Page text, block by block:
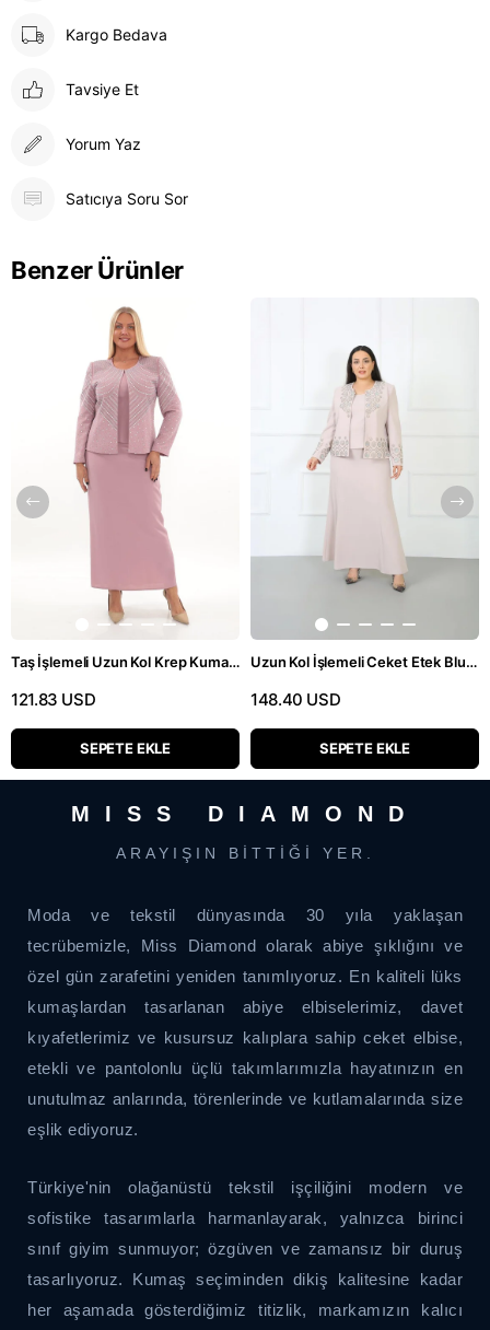
Kuru temizleme önerilir. (İşlemelerin korunması için önemlidir.)
Kargo Bedava
Tavsiye Et
Yorum Yaz
Satıcıya Soru Sor
Benzer Ürünler
Taş İşlemeli Uzun Kol Krep Kumaş Pudra Uzun Etekli Üçlü Takım
121.83 USD
SEPETE EKLE
Uzun Kol İşlemeli Ceket Etek Bluz Bej Üçlü Takım
148.40 USD
SEPETE EKLE
MISS DIAMOND
ARAYIŞIN BITTIĞI YER.
Moda ve tekstil dünyasında 30 yıla yaklaşan
tecrübemizle, Miss Diamond olarak abiye şıklığını ve
özel gün zarafetini yeniden tanımlıyoruz. En kaliteli lüks
kumaşlardan tasarlanan abiye elbiselerimiz, davet
kıyafetlerimiz ve kusursuz kalıplara sahip ceket elbise,
etekli ve pantolonlu üçlü takımlarımızla hayatınızın en
unutulmaz anlarında, törenlerinde ve kutlamalarında size
eşlik ediyoruz.
Türkiye'nin olağanüstü tekstil işçiliğini modern ve
sofistike tasarımlarla harmanlayarak, yalnızca birinci
sınıf giyim sunmuyor; özgüven ve zamansız bir duruş
tasarlıyoruz. Kumaş seçiminden dikiş kalitesine kadar
her aşamada gösterdiğimiz titizlik, markamızın kalıcı